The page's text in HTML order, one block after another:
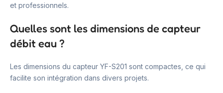
et professionnels.
Quelles sont les dimensions de capteur
débit eau ?
Les dimensions du capteur YF-S201 sont compactes, ce qui
facilite son intégration dans divers projets.